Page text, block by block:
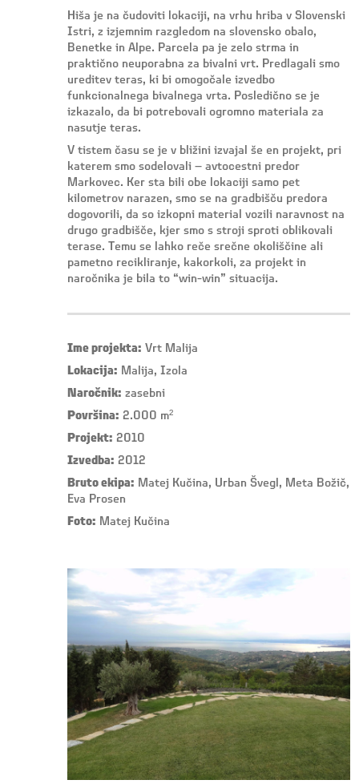
Hiša je na čudoviti lokaciji, na vrhu hriba v Slovenski
Istri, z izjemnim razgledom na slovensko obalo,
Benetke in Alpe. Parcela pa je zelo strma in
praktično neuporabna za bivalni vrt. Predlagali smo
ureditev teras, ki bi omogočale izvedbo
funkcionalnega bivalnega vrta. Posledično se je
izkazalo, da bi potrebovali ogromno materiala za
nasutje teras.
V tistem času se je v bližini izvajal še en projekt, pri
katerem smo sodelovali – avtocestni predor
Markovec. Ker sta bili obe lokaciji samo pet
kilometrov narazen, smo se na gradbišču predora
dogovorili, da so izkopni material vozili naravnost na
drugo gradbišče, kjer smo s stroji sproti oblikovali
terase. Temu se lahko reče srečne okoliščine ali
pametno recikliranje, kakorkoli, za projekt in
naročnika je bila to “win-win” situacija.
Ime projekta: Vrt Malija
Lokacija: Malija, Izola
Naročnik: zasebni
Površina: 2.000 m²
Projekt: 2010
Izvedba: 2012
Bruto ekipa: Matej Kučina, Urban Švegl, Meta Božič,
Eva Prosen
Foto: Matej Kučina